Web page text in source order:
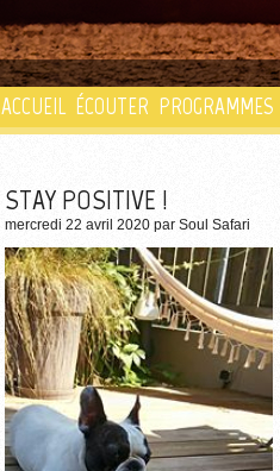
ACCUEIL ÉCOUTER PROGRAMMES
STAY POSITIVE !
mercredi 22 avril 2020 par Soul Safari